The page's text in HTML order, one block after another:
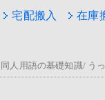
宅配搬入 在庫
同人用語の基礎知識/ う